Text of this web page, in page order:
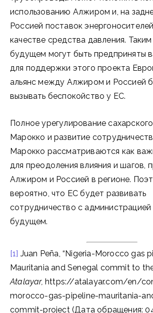
использованию Алжиром и, на
Россией поставок
качестве средства давления.
будущем могут быть предприняты
для поддержки этого проекта
альянс между Алжиром и Россией
вызывать беспокойство у ЕС.
Полное урегулирование
Марокко и развитие
Марокко рассматриваются как
для преодоления влияния и шагов,
Алжиром и Россией в регионе.
вероятно, что ЕС будет развивать
сотрудничество с администрацией
будущем.
[1] Juan Peña, “Nigeria-Morocco gas
Mauritania and Senegal commit to
Atalayar, https://atalayar.com/en/
morocco-gas-pipeline-mauritania-
commit-project (Дата обращения: